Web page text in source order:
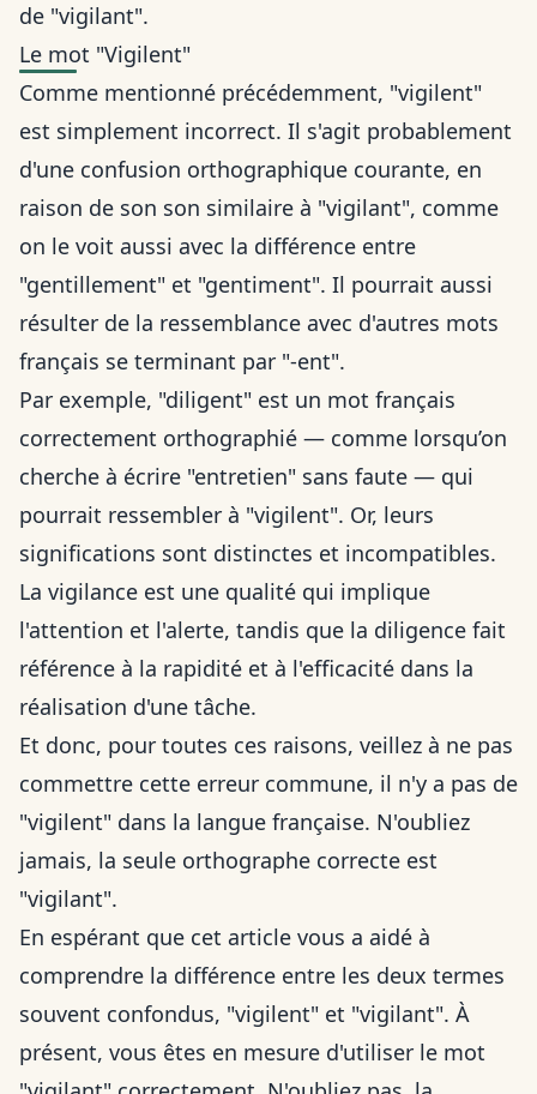
de "vigilant".
Le mot "Vigilent"
Comme mentionné précédemment, "vigilent"
est simplement incorrect. Il s'agit probablement
d'une confusion orthographique courante, en
raison de son son similaire à "vigilant", comme
on le voit aussi avec la différence entre
"gentillement" et "gentiment". Il pourrait aussi
résulter de la ressemblance avec d'autres mots
français se terminant par "-ent".
Par exemple, "diligent" est un mot français
correctement orthographié — comme lorsqu’on
cherche à écrire "entretien" sans faute — qui
pourrait ressembler à "vigilent". Or, leurs
significations sont distinctes et incompatibles.
La vigilance est une qualité qui implique
l'attention et l'alerte, tandis que la diligence fait
référence à la rapidité et à l'efficacité dans la
réalisation d'une tâche.
Et donc, pour toutes ces raisons, veillez à ne pas
commettre cette erreur commune, il n'y a pas de
"vigilent" dans la langue française. N'oubliez
jamais, la seule orthographe correcte est
"vigilant".
En espérant que cet article vous a aidé à
comprendre la différence entre les deux termes
souvent confondus, "vigilent" et "vigilant". À
présent, vous êtes en mesure d'utiliser le mot